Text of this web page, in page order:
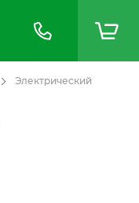
Электрический